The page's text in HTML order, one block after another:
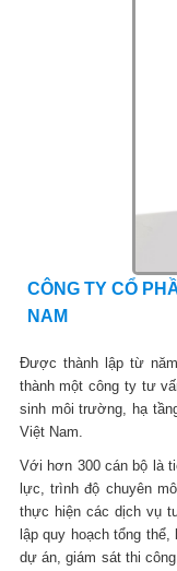
CÔNG TY CỔ
NAM
Được thành lập từ
thành một công ty tư
sinh môi trường, hạ
Việt Nam.
Với hơn 300 cán bộ là
lực, trình độ chuyên
thực hiện các dịch vụ
lập quy hoạch tổng
dự án, giám sát thi